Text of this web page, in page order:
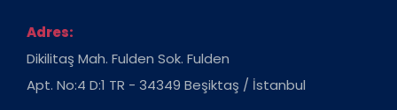
Adres:
Dikilitaş Mah. Fulden Sok. Fulden
Apt. No:4 D:1 TR - 34349 Beşiktaş / İstanbul